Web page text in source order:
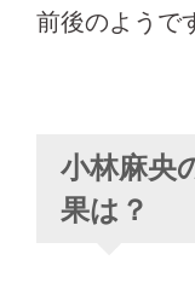
前後のようで
小林麻央
果は？